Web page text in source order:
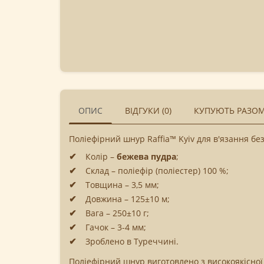
ОПИС ВІДГУКИ (0) КУПУЮТЬ
Поліефірний шнур Raffia™ Kyiv для в'язання
Колір – бежева пудра;
Склад – поліефір (поліестер) 100 %;
Товщина – 3,5 мм;
Довжина – 125±10 м;
Вага – 250±10 г;
Гачок – 3-4 мм;
Зроблено в Туреччині.
Поліефірний шнур виготовлено з